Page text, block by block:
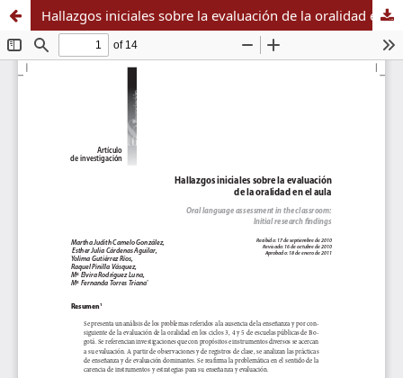
Hallazgos iniciales sobre la evaluación de la oralidad en el aula